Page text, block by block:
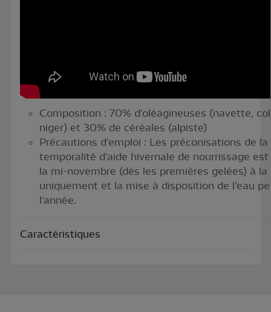
Composition : 70% d'oléagineuses (navette,
niger) et 30% de céréales (alpiste)
Précautions d'emploi : Les préconisations de la
temporalité d'aide hivernale de nourrissage
la mi-novembre (dès les premières gelées) à
uniquement et la mise à disposition de l’eau
l'année.
Caractéristiques